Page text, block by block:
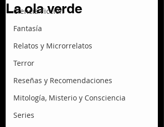
Ciencia Ficción
Fantasía
Relatos y Microrrelatos
Terror
Reseñas y Recomendaciones
Mitología, Misterio y Consciencia
Series
La ola verde